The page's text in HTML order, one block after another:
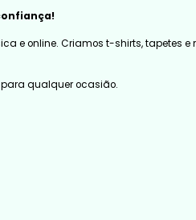
e online. Criamos t-shirts, tapetes e
para qualquer ocasião.